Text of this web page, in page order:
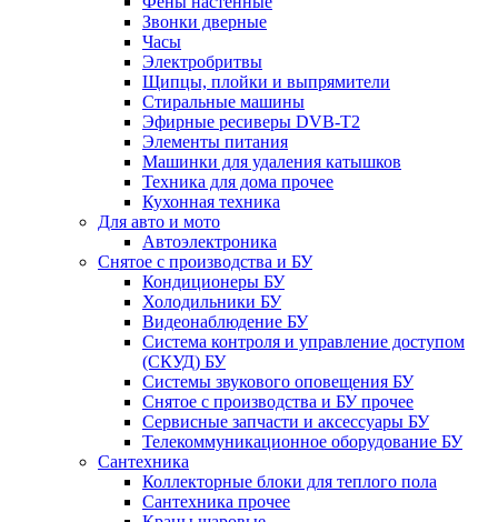
Звонки дверные
Часы
Электробритвы
Щипцы, плойки и выпрямители
Стиральные машины
Эфирные ресиверы DVB-T2
Элементы питания
Машинки для удаления катышков
Техника для дома прочее
Кухонная техника
Для авто и мото
Автоэлектроника
Снятое с производства и БУ
Кондиционеры БУ
Холодильники БУ
Видеонаблюдение БУ
Система контроля и управление доступом
(СКУД) БУ
Системы звукового оповещения БУ
Снятое с производства и БУ прочее
Сервисные запчасти и аксессуары БУ
Телекоммуникационное оборудование БУ
Сантехника
Коллекторные блоки для теплого пола
Сантехника прочее